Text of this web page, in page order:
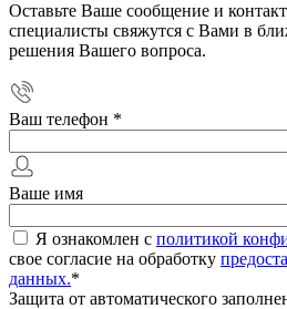
Оставьте Ваше сообщение и
специалисты свяжутся с Вами в
решения Вашего вопроса.
Ваш телефон *
Ваше имя
Я ознакомлен с политикой
свое согласие на обработку
данных.*
Защита от автоматического